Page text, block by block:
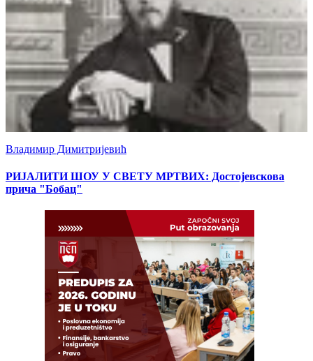
Владимир Димитријевић
РИЈАЛИТИ ШОУ У СВЕТУ МРТВИХ: Достојевскова
прича "Бобац"